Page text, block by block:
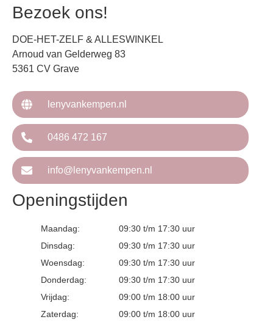
Bezoek ons!
DOE-HET-ZELF & ALLESWINKEL
Arnoud van Gelderweg 83
5361 CV Grave
lenyvankempen.nl
0486 472 167
info@lenyvankempen.nl
Openingstijden
Maandag:
09:30 t/m 17:30 uur
Dinsdag:
09:30 t/m 17:30 uur
Woensdag:
09:30 t/m 17:30 uur
Donderdag:
09:30 t/m 17:30 uur
Vrijdag:
09:00 t/m 18:00 uur
Zaterdag:
09:00 t/m 18:00 uur